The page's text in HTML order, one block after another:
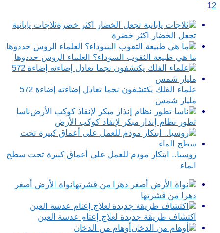
12
ثلاجات يابانية
تجعل الخضار اكثر خضرة
ما هي طبيعة الثقوب السوداء؟ العلماء الروس حددوها
علماء الفلك يكتشفون نجما تعادل إضاءته إضاءة 572
مليار شمس
ناسا
تطور نظام إنذار مبكر لإنقاذ كوكب الأرض
روسيا.. ابتكار مودم للعمل على أعماق كبيرة تحت سطح
الماء
نواة الأرض أصغر
دهرا من قشرتها
اكتشاف طريقة جديدة لعلاج إعتام عدسة العين
أوهام من الدخان